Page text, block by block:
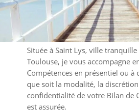
Candice
Organisme de
Centre de Bilan de
Compétences
Située à Saint Lys, ville
Toulouse, je vous accompagne
Compétences en présentiel ou à
que soit la modalité, la
confidentialité de votre Bilan de
est assurée.